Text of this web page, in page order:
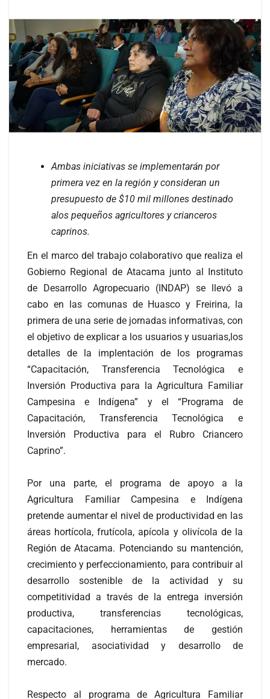
Ambas iniciativas se implementarán por
primera vez en la región y consideran un
presupuesto de $10 mil millones destinado
alos pequeños agricultores y crianceros
caprinos.
En el marco del trabajo colaborativo que realiza el
Gobierno Regional de Atacama junto al Instituto
de Desarrollo Agropecuario (INDAP) se llevó a
cabo en las comunas de Huasco y Freirina, la
primera de una serie de jornadas informativas, con
el objetivo de explicar a los usuarios y usuarias,los
detalles de la implentación de los programas
“Capacitación, Transferencia Tecnológica e
Inversión Productiva para la Agricultura Familiar
Campesina e Indígena” y el “Programa de
Capacitación, Transferencia Tecnológica e
Inversión Productiva para el Rubro Criancero
Caprino”.
Por una parte, el programa de apoyo a la
Agricultura Familiar Campesina e Indígena
pretende aumentar el nivel de productividad en las
áreas hortícola, frutícola, apícola y olivícola de la
Región de Atacama. Potenciando su mantención,
crecimiento y perfeccionamiento, para contribuir al
desarrollo sostenible de la actividad y su
competitividad a través de la entrega inversión
productiva, transferencias tecnológicas,
capacitaciones, herramientas de gestión
empresarial, asociatividad y desarrollo de
mercado.
Respecto al programa de Agricultura Familiar